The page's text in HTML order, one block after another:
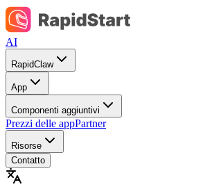
AI
RapidClaw
App
Componenti aggiuntivi
Prezzi delle appPartner
Risorse
Contatto